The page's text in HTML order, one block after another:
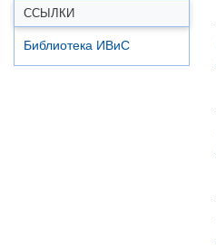
ССЫЛКИ
Библиотека ИВиС